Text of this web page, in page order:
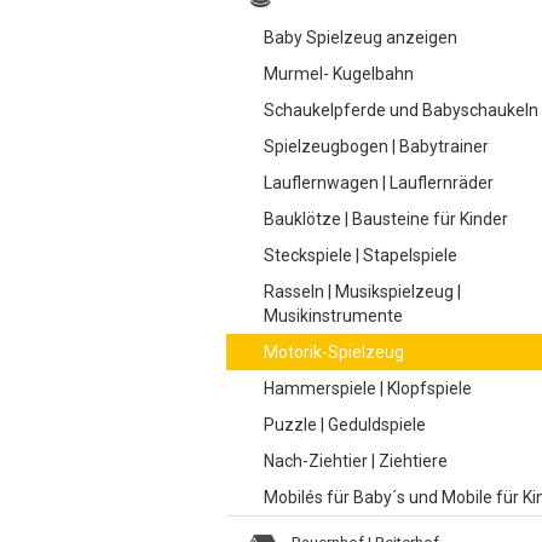
Baby Spielzeug anzeigen
Murmel- Kugelbahn
Schaukelpferde und Babyschaukeln
Spielzeugbogen | Babytrainer
Lauflernwagen | Lauflernräder
Bauklötze | Bausteine für Kinder
Steckspiele | Stapelspiele
Rasseln | Musikspielzeug |
Musikinstrumente
Motorik-Spielzeug
Hammerspiele | Klopfspiele
Puzzle | Geduldspiele
Nach-Ziehtier | Ziehtiere
Mobilés für Baby´s und Mobile für